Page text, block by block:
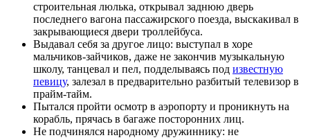
строительная люлька, открывал заднюю дверь
последнего вагона пассажирского поезда, выскакивал в
закрывающиеся двери троллейбуса.
Выдавал себя за другое лицо: выступал в хоре
мальчиков-зайчиков, даже не закончив музыкальную
школу, танцевал и пел, подделываясь под известную
певицу, залезал в предварительно разбитый телевизор в
прайм-тайм.
Пытался пройти осмотр в аэропорту и проникнуть на
корабль, прячась в багаже посторонних лиц.
Не подчинялся народному дружиннику: не